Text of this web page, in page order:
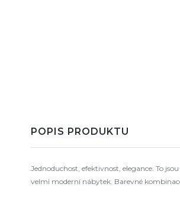
POPIS PRODUKTU
Jednoduchost, efektivnost, elegance. To
velmi moderní nábytek. Barevné